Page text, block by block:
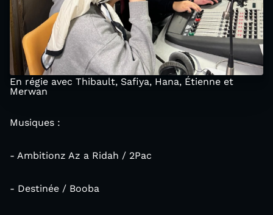
En régie avec Thibault, Safiya, Hana, Étienne et
Merwan
Musiques :
- Ambitionz Az a Ridah / 2Pac
- Destinée / Booba